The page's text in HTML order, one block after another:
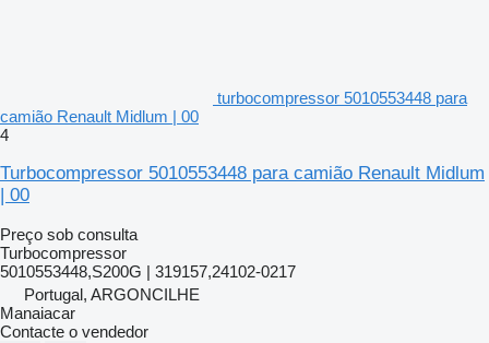
turbocompressor 5010553448 para
camião Renault Midlum | 00
4
Turbocompressor 5010553448 para camião Renault Midlum
| 00
Preço sob consulta
Turbocompressor
5010553448,S200G | 319157,24102-0217
Portugal, ARGONCILHE
Manaiacar
Contacte o vendedor